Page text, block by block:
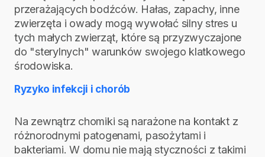
przerażających bodźców. Hałas, zapachy, inne
zwierzęta i owady mogą wywołać silny stres u
tych małych zwierząt, które są przyzwyczajone
do "sterylnych" warunków swojego klatkowego
środowiska.
Ryzyko infekcji i chorób
Na zewnątrz chomiki są narażone na kontakt z
różnorodnymi patogenami, pasożytami i
bakteriami. W domu nie mają styczności z takimi